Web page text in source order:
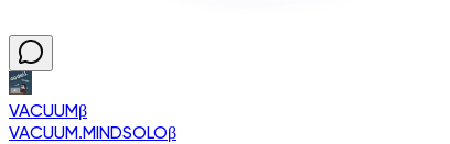
VACUUMβ
VACUUM.MINDSOLOβ